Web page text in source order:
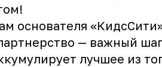
основателя
— важный
лучшее из